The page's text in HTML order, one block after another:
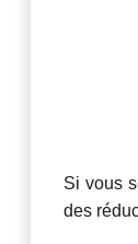
Si vous
des